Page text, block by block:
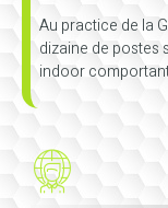
Au practice de la
dizaine de postes
indoor